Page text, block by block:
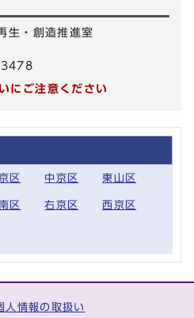
生・創造推進室
3478
にご注意ください
区 中京区 東山区
南区 右京区 西京区
人情報の取扱い